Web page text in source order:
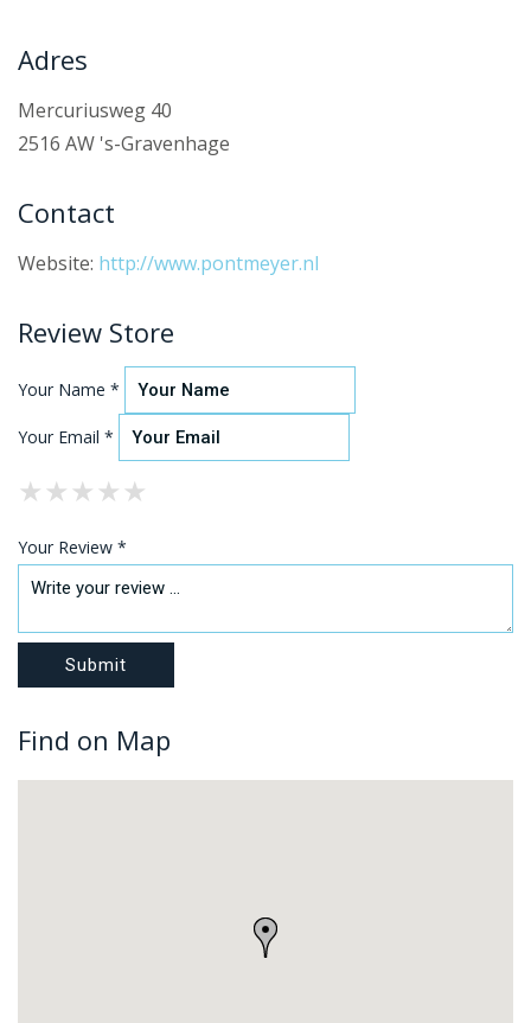
Adres
Mercuriusweg 40
2516 AW 's-Gravenhage
Contact
Website: http://www.pontmeyer.nl
Review Store
Your Name *
Your Email *
★
★★
★★★
★★★★
★★★★★
Your Review *
Find on Map